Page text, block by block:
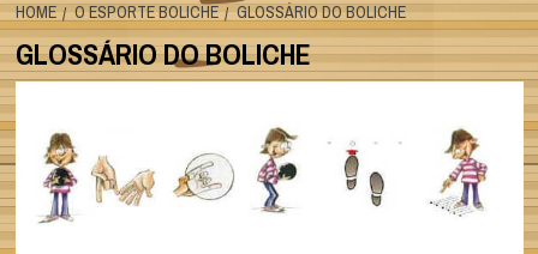
HOME O ESPORTE BOLICHE GLOSSÁRIO DO BOLICHE
GLOSSÁRIO DO BOLICHE